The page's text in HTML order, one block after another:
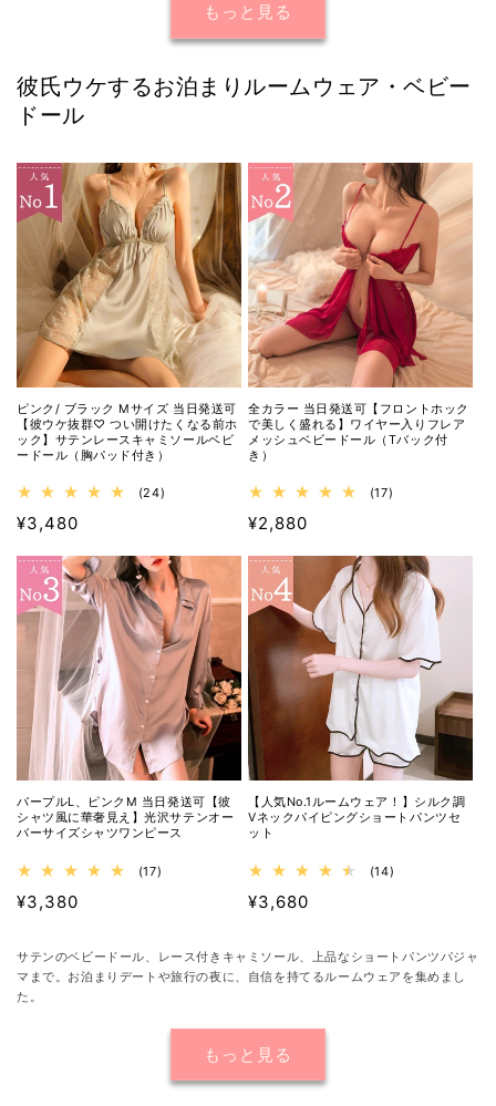
もっと見る
彼氏ウケするお泊まりルームウェア・ベビー
ドール
ピンク/ ブラック Mサイズ 当日発送可
【彼ウケ抜群♡ つい開けたくなる前ホ
ック】サテンレースキャミソールベビ
ードール（胸パッド付き）
(24)
ー
数
の
合
計
通
価
格
¥3,480
全カラー 当日発送可【フロントホック
で美しく盛れる】ワイヤー入りフレア
メッシュベビードール（Tバック付
き）
(17)
ー
数
の
合
計
通
価
格
¥2,880
パープルL、ピンクM 当日発送可【彼
シャツ風に華奢見え】光沢サテンオー
バーサイズシャツワンピース
(17)
数
の
合
通
価
格
¥3,380
【人気No.1ルームウェア！】シルク調
Vネックパイピングショートパンツセ
ット
(14)
数
の
合
通
価
格
¥3,680
サテンのベビードール、レース付きキャミソール、上品なショートパンツパジャ
マまで。お泊まりデートや旅行の夜に、自信を持てるルームウェアを集めまし
た。
もっと見る